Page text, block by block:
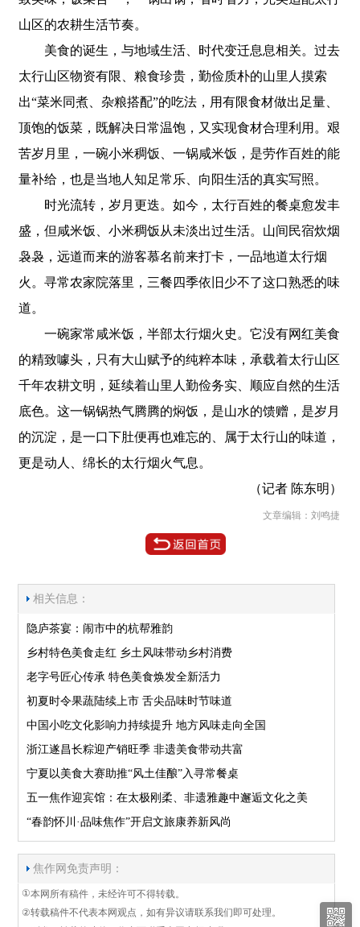
山区的农耕生活节奏。
美食的诞生，与地域生活、时代变迁息息相关。过去
太行山区物资有限、粮食珍贵，勤俭质朴的山里人摸索
出“菜米同煮、杂粮搭配”的吃法，用有限食材做出足量、
顶饱的饭菜，既解决日常温饱，又实现食材合理利用。艰
苦岁月里，一碗小米稠饭、一锅咸米饭，是劳作百姓的能
量补给，也是当地人知足常乐、向阳生活的真实写照。
时光流转，岁月更迭。如今，太行百姓的餐桌愈发丰
盛，但咸米饭、小米稠饭从未淡出过生活。山间民宿炊烟
袅袅，远道而来的游客慕名前来打卡，一品地道太行烟
火。寻常农家院落里，三餐四季依旧少不了这口熟悉的味
道。
一碗家常咸米饭，半部太行烟火史。它没有网红美食
的精致噱头，只有大山赋予的纯粹本味，承载着太行山区
千年农耕文明，延续着山里人勤俭务实、顺应自然的生活
底色。这一锅锅热气腾腾的焖饭，是山水的馈赠，是岁月
的沉淀，是一口下肚便再也难忘的、属于太行山的味道，
更是动人、绵长的太行烟火气息。
（记者 陈东明）
文章编辑：刘鸣捷
相关信息：
隐庐茶宴：闹市中的杭帮雅韵
乡村特色美食走红 乡土风味带动乡村消费
老字号匠心传承 特色美食焕发全新活力
初夏时令果蔬陆续上市 舌尖品味时节味道
中国小吃文化影响力持续提升 地方风味走向全国
浙江遂昌长粽迎产销旺季 非遗美食带动共富
宁夏以美食大赛助推“风土佳酿”入寻常餐桌
五一焦作迎宾馆：在太极刚柔、非遗雅趣中邂逅文化之美
“春韵怀川·品味焦作”开启文旅康养新风尚
焦作网免责声明：
①本网所有稿件，未经许可不得转载。
②转载稿件不代表本网观点，如有异议请联系我们即可处理。